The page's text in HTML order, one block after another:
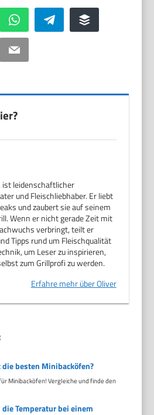
WhatsApp Telegram Buffer
Email
ist leidenschaftlicher
und Fleischliebhaber. Er liebt
und zaubert sie auf seinem
Wenn er nicht gerade Zeit mit
verbringt, teilt er
Tipps rund um Fleischqualität
um Leser zu inspirieren,
zum Grillprofi zu werden.
Erfahre mehr über Oliver
besten Minibacköfen?
Minibacköfen! Vergleiche und finde den
Temperatur bei einem